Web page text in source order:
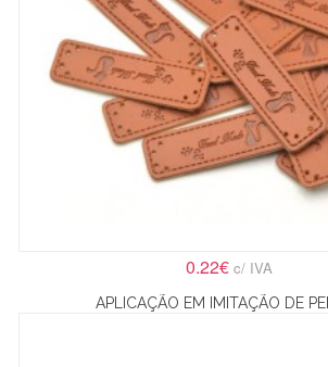
0.22€ c/ IVA
APLICAÇÃO EM IMITAÇÃO DE